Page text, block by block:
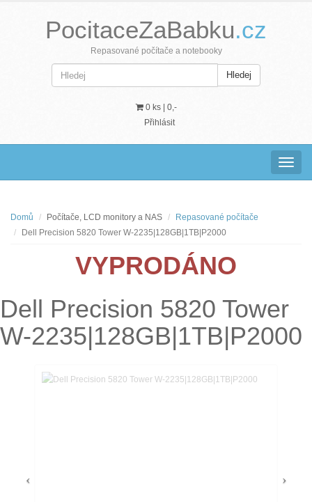
PocitaceZaBabku.cz
Repasované počítače a notebooky
Hledej
0 ks | 0,-
Přihlásit
Domů Počítače, LCD monitory a NAS
Repasované počítače
Dell Precision 5820 Tower W-2235|128GB|1TB|P2000
VYPRODÁNO
Dell Precision 5820 Tower
W-2235|128GB|1TB|P2000